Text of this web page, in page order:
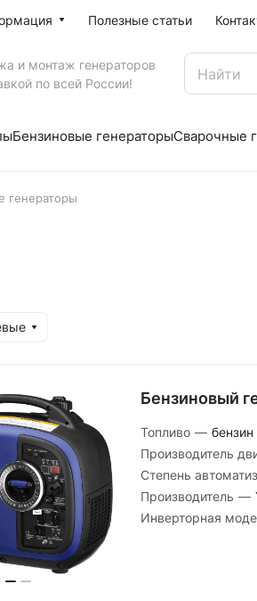
Полезные статьи
и монтаж генераторов
по всей России!
Бензиновые генераторыСварочные
генераторы
Бензиновый
Топливо — бензин
Производитель
Степень
Производитель —
Инверторная